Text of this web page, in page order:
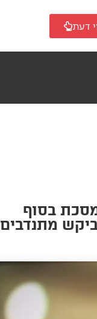
דעת
בסוף
מתנדבים